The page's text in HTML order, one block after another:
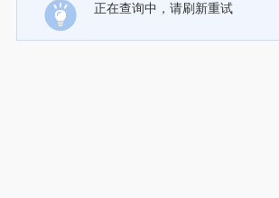
正在查询中，请刷新重试